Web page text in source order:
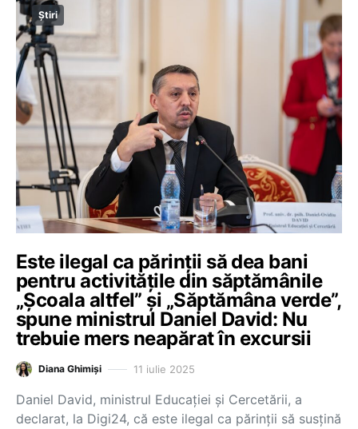
Știri
Este ilegal ca părinții să dea bani
pentru activitățile din săptămânile
„Școala altfel” și „Săptămâna verde”,
spune ministrul Daniel David: Nu
trebuie mers neapărat în excursii
Diana Ghimiși 11 iulie 2025
Daniel David, ministrul Educației și Cercetării, a
declarat, la Digi24, că este ilegal ca părinții să susțină